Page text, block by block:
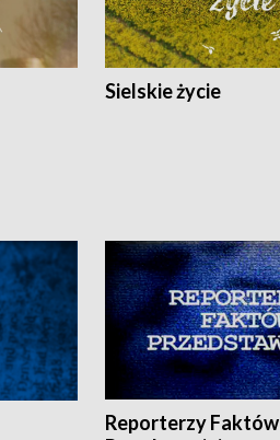
Sielskie życie
Reporterzy Faktów